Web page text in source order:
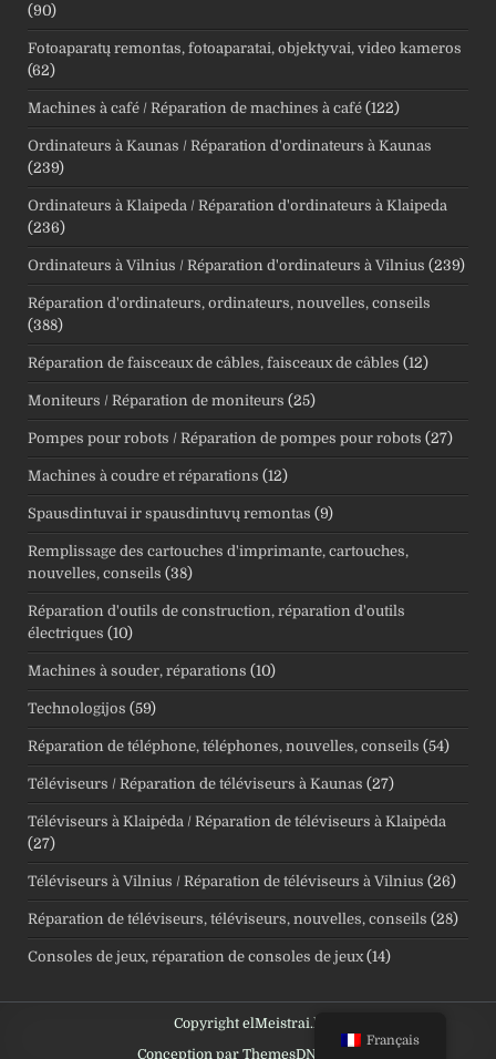
(90)
Fotoaparatų remontas, fotoaparatai, objektyvai, video kameros
(62)
Machines à café / Réparation de machines à café (122)
Ordinateurs à Kaunas / Réparation d'ordinateurs à Kaunas
(239)
Ordinateurs à Klaipeda / Réparation d'ordinateurs à Klaipeda
(236)
Ordinateurs à Vilnius / Réparation d'ordinateurs à Vilnius (239)
Réparation d'ordinateurs, ordinateurs, nouvelles, conseils
(388)
Réparation de faisceaux de câbles, faisceaux de câbles (12)
Moniteurs / Réparation de moniteurs (25)
Pompes pour robots / Réparation de pompes pour robots (27)
Machines à coudre et réparations (12)
Spausdintuvai ir spausdintuvų remontas (9)
Remplissage des cartouches d'imprimante, cartouches,
nouvelles, conseils (38)
Réparation d'outils de construction, réparation d'outils
électriques (10)
Machines à souder, réparations (10)
Technologijos (59)
Réparation de téléphone, téléphones, nouvelles, conseils (54)
Téléviseurs / Réparation de téléviseurs à Kaunas (27)
Téléviseurs à Klaipėda / Réparation de téléviseurs à Klaipėda
(27)
Téléviseurs à Vilnius / Réparation de téléviseurs à Vilnius (26)
Réparation de téléviseurs, téléviseurs, nouvelles, conseils (28)
Consoles de jeux, réparation de consoles de jeux (14)
Copyright elMeistrai.lt
Conception par ThemesDNA.com
Français